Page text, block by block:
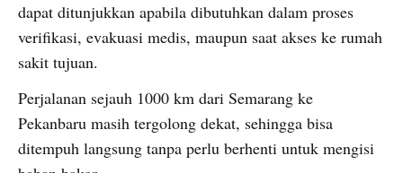
dapat ditunjukkan apabila dibutuhkan dalam proses
verifikasi, evakuasi medis, maupun saat akses ke rumah
sakit tujuan.
Perjalanan sejauh 1000 km dari Semarang ke
Pekanbaru masih tergolong dekat, sehingga bisa
ditempuh langsung tanpa perlu berhenti untuk mengisi